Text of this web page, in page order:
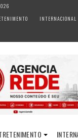
INTERNACIONAL